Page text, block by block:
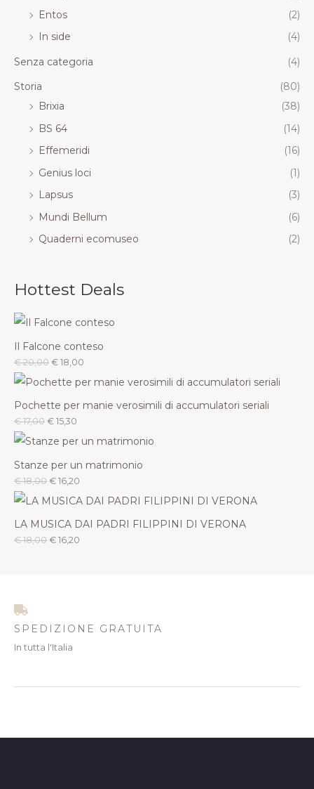
Entos
(2)
In side
(4)
Senza categoria
(4)
Storia
(80)
Brixia
(38)
BS 64
(14)
Effemeridi
(16)
Genius loci
(1)
Lapsus
(3)
Mundi Bellum
(6)
Quaderni ecomuseo
(2)
Hottest Deals
Il Falcone conteso
€20,00 € 18,00
Pochette per manie verosimili di accumulatori seriali
€17,00 € 15,30
Stanze per un matrimonio
€18,00 € 16,20
LA MUSICA DAI PADRI FILIPPINI DI VERONA
€18,00 € 16,20
SPEDIZIONE GRATUITA
In tutta l'Italia